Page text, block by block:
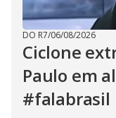
DO R7/06/08/2026
Ciclone
Paulo em
#falabrasil